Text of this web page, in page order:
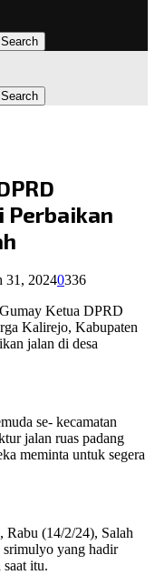
Search
Search
Perbaikan
31, 20240336
Ketua DPRD
Kalirejo, Kabupaten
jalan di desa
se- kecamatan
jalan ruas padang
meminta untuk segera
Rabu (14/2/24), Salah
srimulyo yang hadir
saat itu.